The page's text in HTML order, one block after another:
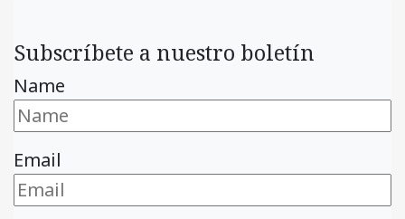
Subscríbete a nuestro boletín
Name
Email